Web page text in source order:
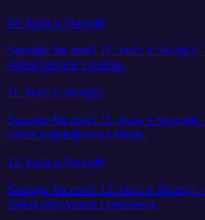
10. kuća u Skorpiji
Saznajte šta znači 10. kuća u
oblast karijere i statusa.
11. kuća u Skorpiji
Saznajte šta znači 11. kuća u
oblast prijateljstava i ideala.
12. kuća u Skorpiji
Saznajte šta znači 12. kuća u
oblast duhovnosti i podsvesti.